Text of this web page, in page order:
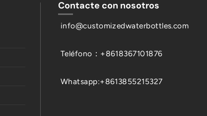
Contacte con nosotros
info@customizedwaterbottles.com
Teléfono：+8618367101876
Whatsapp:+8613855215327